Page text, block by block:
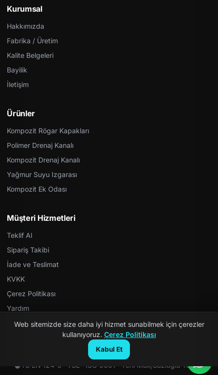
Kurumsal
Hakkımızda
Fabrika / Üretim
Kalite Belgeleri
Bayilik
İletişim
Ürünler
Kompozit Rögar Kapakları
Polimer Drenaj Kanalı
Kompozit Drenaj Kanalı
Yağmur Suyu Izgarası
Kompozit Ek Odası
Müşteri Hizmetleri
Teklif Al
Sipariş Takibi
İade ve Teslimat
KVKK
Çerez Politikası
Yardım
© 2026 Kompozit Rögar. Tüm hakları saklıdır.
TS EN 124-5 · TSE · ISO 9001 · Yerli Malı|Gazioğlu Yazılım
Web sitemizde size daha iyi hizmet sunabilmek için çerezler
kullanıyoruz. Çerez Politikası
Kabul Et